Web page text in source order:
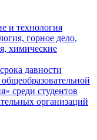
технология
горное дело,
химические
давности
среди студентов
организаций